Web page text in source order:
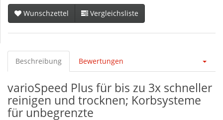
Wunschzettel Vergleichsliste
Beschreibung Bewertungen
varioSpeed Plus für bis zu 3x schneller
reinigen und trocknen; Korbsysteme
für unbegrenzte